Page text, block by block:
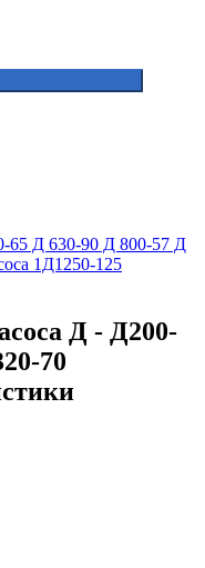
65 Д 630-90 Д 800-57 Д
1Д1250-125
Д - Д200-
70